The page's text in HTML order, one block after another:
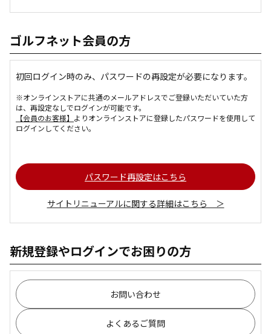
ゴルフネット会員の方
初回ログイン時のみ、パスワードの再設定が必要になります。
※オンラインストアに共通のメールアドレスでご登録いただいていた方
は、再設定なしでログインが可能です。
【会員のお客様】 よりオンラインストアに登録したパスワードを使用して
ログインしてください。
パスワード再設定はこちら
サイトリニューアルに関する詳細はこちら ＞
新規登録やログインでお困りの方
お問い合わせ
よくあるご質問